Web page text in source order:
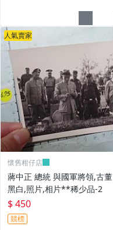
人氣賣家
懷舊柑仔店
蔣中正 總統 與國軍將領,古董
黑白,照片,相片**稀少品-2
$ 450
競標